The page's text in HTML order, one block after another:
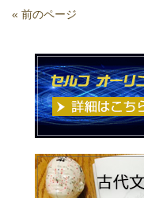
« 前のページ